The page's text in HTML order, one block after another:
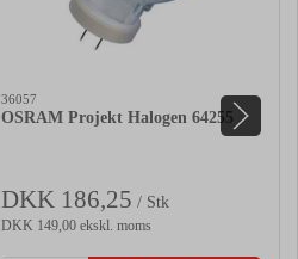
36057
OSRAM Projekt Halogen 64255
DKK 186,25 / Stk
DKK 149,00 ekskl. moms